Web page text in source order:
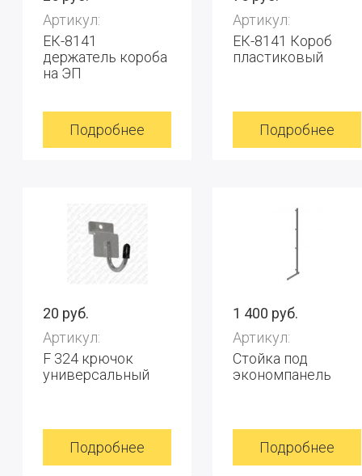
Артикул:
ЕК-8141
держатель короба
на ЭП
Подробнее
Артикул:
ЕК-8141 Короб
пластиковый
Подробнее
20 руб.
Артикул:
F 324 крючок
универсальный
Подробнее
1 400 руб.
Артикул:
Стойка под
экономпанель
Подробнее